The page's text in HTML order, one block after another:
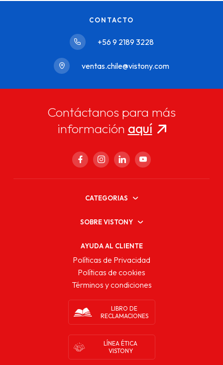
CONTACTO
+56 9 2189 3228
ventas.chile@vistony.com
Contáctanos para más
información aquí
CATEGORIAS
SOBRE VISTONY
AYUDA AL CLIENTE
Políticas de Privacidad
Políticas de cookies
Términos y condiciones
LIBRO DE
RECLAMACIONES
LÍNEA ÉTICA
VISTONY